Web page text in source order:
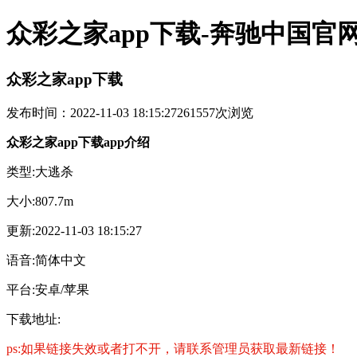
众彩之家app下载-奔驰中国官
众彩之家app下载
发布时间：2022-11-03 18:15:27261557次浏览
众彩之家app下载app介绍
类型:大逃杀
大小:807.7m
更新:2022-11-03 18:15:27
语音:简体中文
平台:安卓/苹果
下载地址:
ps:如果链接失效或者打不开，请联系管理员获取最新链接！